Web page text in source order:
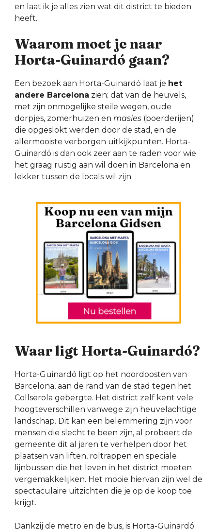
en laat ik je alles zien wat dit district te bieden
heeft.
Waarom moet je naar
Horta-Guinardó gaan?
Een bezoek aan Horta-Guinardó laat je het
andere Barcelona zien: dat van de heuvels,
met zijn onmogelijke steile wegen, oude
dorpjes, zomerhuizen en masies (boerderijen)
die opgeslokt werden door de stad, en de
allermooiste verborgen uitkijkpunten. Horta-
Guinardó is dan ook zeer aan te raden voor wie
het graag rustig aan wil doen in Barcelona en
lekker tussen de locals wil zijn.
Waar ligt Horta-Guinardó?
Horta-Guinardó ligt op het noordoosten van
Barcelona, aan de rand van de stad tegen het
Collserola gebergte. Het district zelf kent vele
hoogteverschillen vanwege zijn heuvelachtige
landschap. Dit kan een belemmering zijn voor
mensen die slecht te been zijn, al probeert de
gemeente dit al jaren te verhelpen door het
plaatsen van liften, roltrappen en speciale
lijnbussen die het leven in het district moeten
vergemakkelijken. Het mooie hiervan zijn wel de
spectaculaire uitzichten die je op de koop toe
krijgt.
Dankzij de metro en de bus, is Horta-Guinardó